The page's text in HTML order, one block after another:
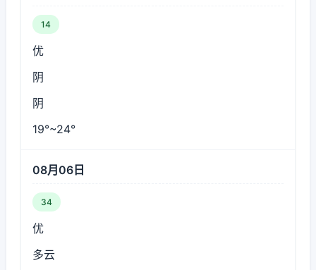
14
优
阴
阴
19°~24°
08月06日
34
优
多云